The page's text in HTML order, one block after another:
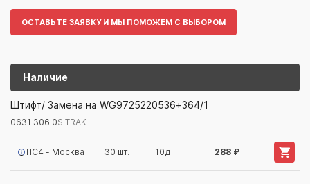
ОСТАВЬТЕ ЗАЯВКУ И МЫ ПОМОЖЕМ С ВЫБОРОМ
Наличие
Артикул/Бренд
0631 306 0SITRAK
Штифт/ Замена на WG9725220536+364/1
0631 306 0SITRAK
ПС4 - Москва 30 шт. 10д 288 ₽